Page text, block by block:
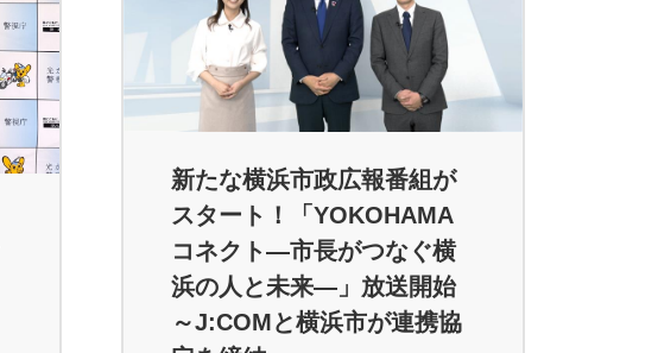
新たな横浜市政広報番組が
スタート！「YOKOHAMA
コネクト―市長がつなぐ横
浜の人と未来―」放送開始
～J:COMと横浜市が連携協